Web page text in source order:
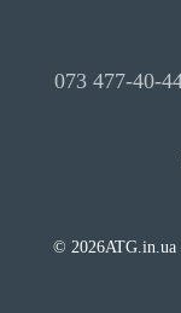
073 477-40-
© 2026ATG.in.ua